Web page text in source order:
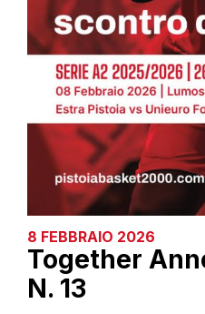
8 FEBBRAIO 2026
Together
N. 13